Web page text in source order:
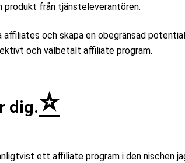
produkt från tjänsteleverantören.
affiliates och skapa en obegränsad
och välbetalt affiliate program.
dig.⭐
ett affiliate program i den nischen